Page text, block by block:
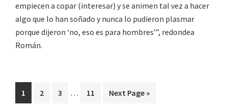
empiecen a copar (interesar) y se animen tal vez a hacer
algo que lo han soñado y nunca lo pudieron plasmar
porque dijeron ‘no, eso es para hombres’”, redondea
Román.
Page
1 Page
2 Page
3
Interim
… Page
11
Go
Next Page »